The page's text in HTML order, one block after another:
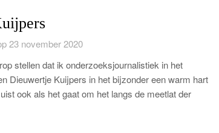
23 november 2020
stellen dat ik onderzoeksjournalistiek in het
Dieuwertje Kuijpers in het bijzonder een warm hart
ook als het gaat om het langs de meetlat der